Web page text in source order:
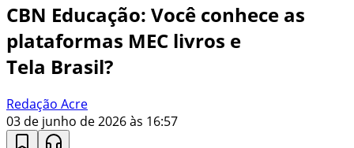
CBN Educação: Você conhece as
plataformas MEC livros e
Tela Brasil?
Redação Acre
03 de junho de 2026 às 16:57